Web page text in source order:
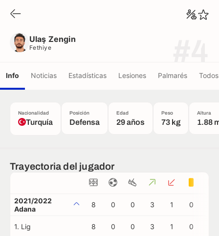
Ulaş Zengin
Fethiye
Info Noticias Estadísticas Lesiones Palmarés
Nacionalidad
Turquía
Posición
Defensa
Edad
29 años
Peso
73 kg
Altura
1.88
Trayectoria del jugador
2021/2022
Adana
8 0 0 3 1 0
1. Lig 8 0 0 3 1 0